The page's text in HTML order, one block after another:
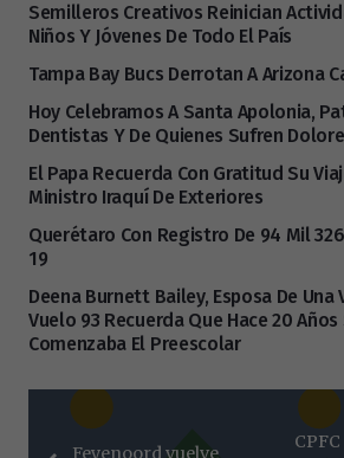
Semilleros Creativos Reinician
Niños Y Jóvenes De Todo El País
Tampa Bay Bucs Derrotan A Arizona
Hoy Celebramos A Santa Apolonia,
Dentistas Y De Quienes Sufren
El Papa Recuerda Con Gratitud Su
Ministro Iraquí De Exteriores
Querétaro Con Registro De 94 Mil
19
Deena Burnett Bailey, Esposa De Una
Vuelo 93 Recuerda Que Hace 20
Comenzaba El Preescolar
Feyenoord vuelve